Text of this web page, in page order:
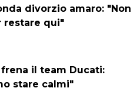
divorzio amaro: "Non
restare qui"
il team Ducati:
stare calmi"